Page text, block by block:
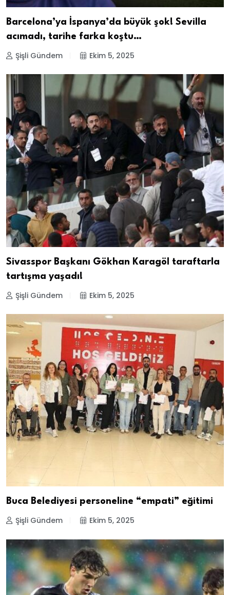
Barcelona’ya İspanya’da büyük şok! Sevilla
acımadı, tarihe farka koştu…
Şişli Gündem Ekim 5, 2025
Sivasspor Başkanı Gökhan Karagöl taraftarla
tartışma yaşadı!
Şişli Gündem Ekim 5, 2025
Buca Belediyesi personeline “empati” eğitimi
Şişli Gündem Ekim 5, 2025